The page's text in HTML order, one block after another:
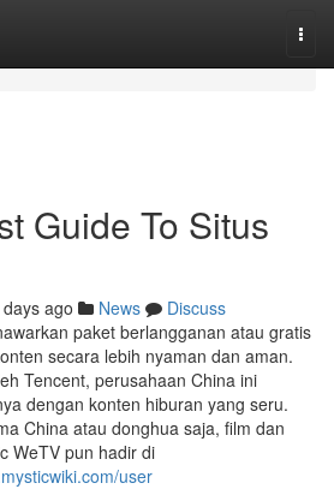
Guide To Situs
ago News
Discuss
paket berlangganan atau gratis
secara lebih nyaman dan aman.
Tencent, perusahaan China ini
dengan konten hiburan yang seru.
China atau donghua saja, film dan
WeTV pun hadir di
user